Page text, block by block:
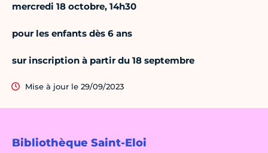
Bibliothèque Saint-Eloi
mercredi 18 octobre, 14h30
pour les enfants dès 6 ans
sur inscription à partir du 18 septembre
Mise à jour le 29/09/2023